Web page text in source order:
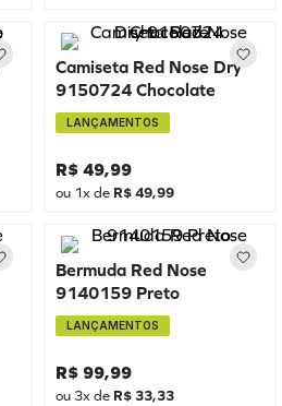
Camiseta Red Nose Dry
9150724 Chocolate
LANÇAMENTOS
R$ 49,99
ou 1x de R$49,99
Bermuda Red Nose
9140159 Preto
LANÇAMENTOS
R$ 99,99
ou 3x de R$ 33,33